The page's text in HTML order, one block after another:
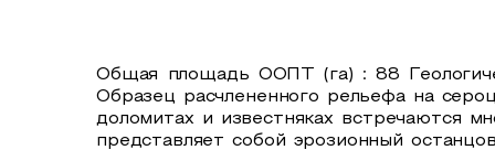
Общая площадь ООПТ (га) : 88
Образец расчлененного рельефа на
доломитах и известняках встречаются
представляет собой эрозионный